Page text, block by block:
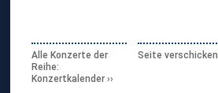
Alle Konzerte der
Reihe:
Konzertkalender
Seite verschicken